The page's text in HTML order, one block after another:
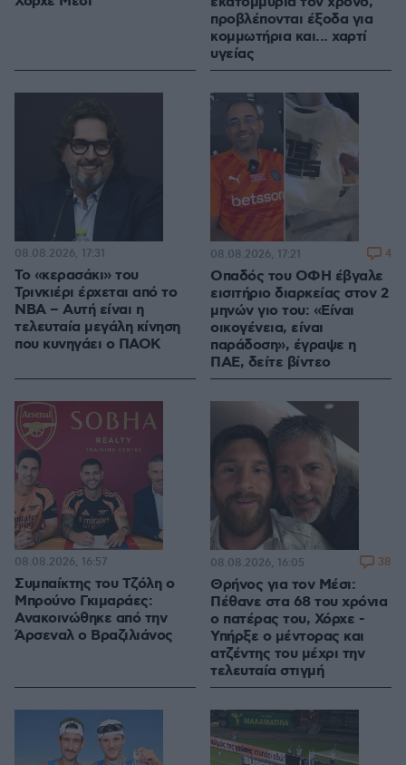
προβλέπονται έξοδα για
κομμωτήρια και... χαρτί
υγείας
Το «κερασάκι» του
Τρινκιέρι έρχεται από το
NBA – Αυτή είναι η
τελευταία μεγάλη κίνηση
που κυνηγάει ο ΠΑΟΚ
08.08.2026, 17:31
Οπαδός του ΟΦΗ έβγαλε
εισιτήριο διαρκείας στον 2
μηνών γιο του: «Είναι
οικογένεια, είναι
παράδοση», έγραψε η
ΠΑΕ, δείτε βίντεο
08.08.2026, 17:21 4
Συμπαίκτης του Τζόλη ο
Μπρούνο Γκιμαράες:
Ανακοινώθηκε από την
Άρσεναλ ο Βραζιλιάνος
08.08.2026, 16:57
Θρήνος για τον Μέσι:
Πέθανε στα 68 του χρόνια
ο πατέρας του, Χόρχε -
Υπήρξε ο μέντορας και
ατζέντης του μέχρι την
τελευταία στιγμή
08.08.2026, 16:05 38